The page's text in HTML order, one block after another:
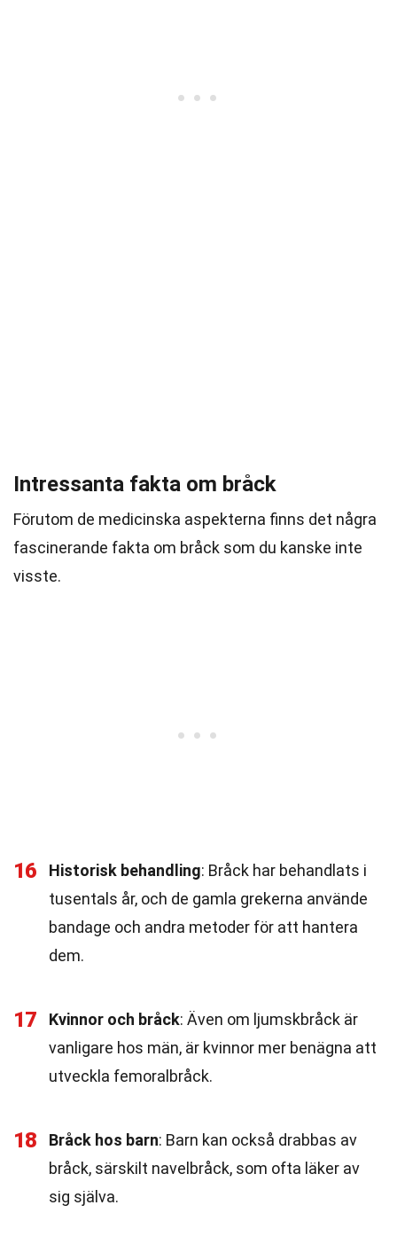
Intressanta fakta om bråck
Förutom de medicinska aspekterna finns det några
fascinerande fakta om bråck som du kanske inte
visste.
16 Historisk behandling: Bråck har behandlats i
tusentals år, och de gamla grekerna använde
bandage och andra metoder för att hantera
dem.
17 Kvinnor och bråck: Även om ljumskbråck är
vanligare hos män, är kvinnor mer benägna att
utveckla femoralbråck.
18 Bråck hos barn: Barn kan också drabbas av
bråck, särskilt navelbråck, som ofta läker av
sig själva.